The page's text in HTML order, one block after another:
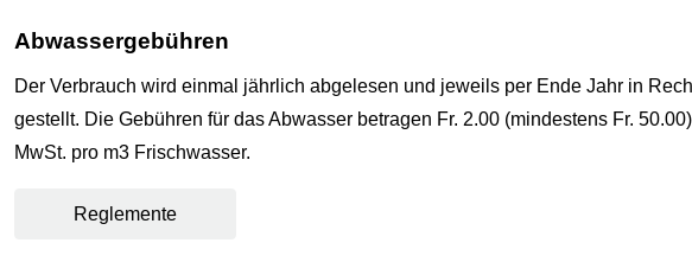
Abwassergebühren
Der Verbrauch wird einmal jährlich abgelesen und jeweils per Ende Jahr in
gestellt. Die Gebühren für das Abwasser betragen Fr. 2.00 (mindestens Fr.
MwSt. pro m3 Frischwasser.
Reglemente